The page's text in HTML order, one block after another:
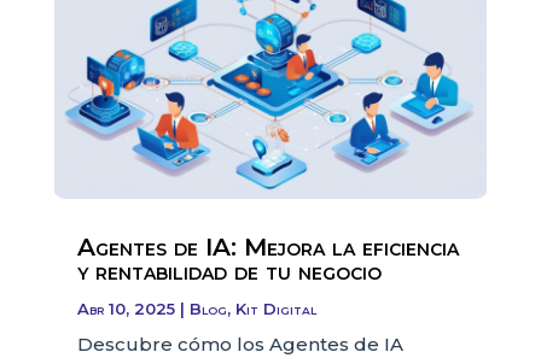
Agentes de IA: Mejora la eficiencia
y rentabilidad de tu negocio
Abr 10, 2025| Blog, Kit Digital
Descubre cómo los Agentes de IA